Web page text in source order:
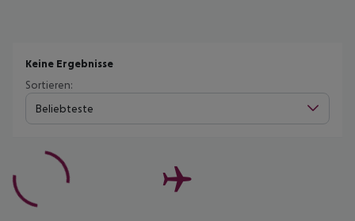
Keine Ergebnisse
Sortieren:
Beliebteste